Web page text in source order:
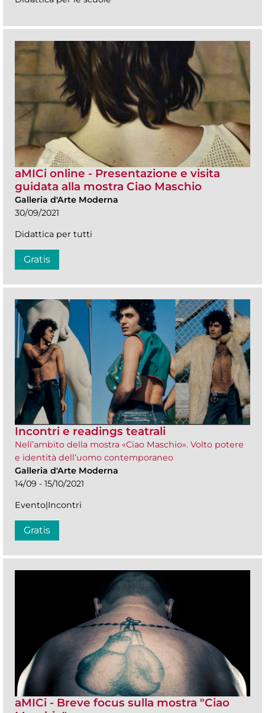
aMICi online - Presentazione e visita
guidata alla mostra Ciao Maschio
Galleria d'Arte Moderna
30/09/2021
Didattica per tutti
Gratis
Incontri e readings teatrali
Nell’ambito della mostra «Ciao Maschio». Volto potere
e identità dell’uomo contemporaneo
Galleria d'Arte Moderna
14/09 - 15/10/2021
Evento|Incontri
Gratis
aMICi - Breve focus sulla mostra "Ciao